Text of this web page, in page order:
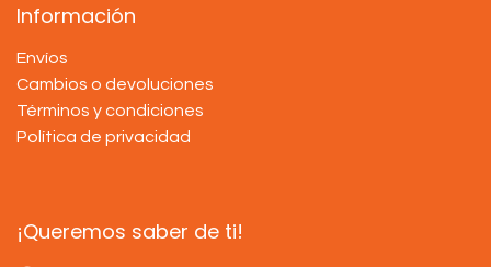
Información
Envíos
Cambios o devoluciones
Términos y condiciones
Política de privacidad
¡Queremos saber de ti!